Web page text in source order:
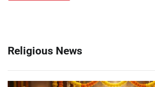
Religious News